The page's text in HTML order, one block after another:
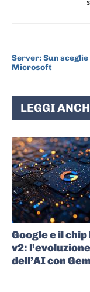
Server: Sun sceglie
Microsoft
LEGGI
Google e il chip
v2: l’evoluzione
dell’AI con